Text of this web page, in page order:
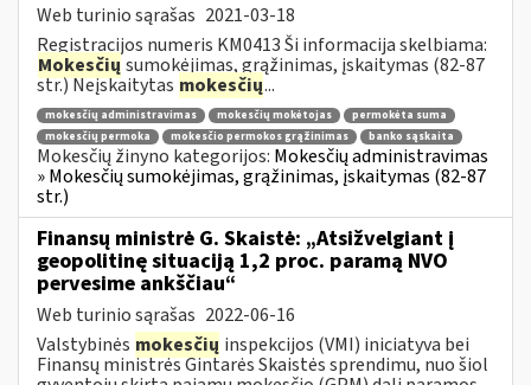
Web turinio sąrašas 2021-03-18
Registracijos numeris KM0413 Ši informacija skelbiama:
Mokesčių sumokėjimas, grąžinimas, įskaitymas (82-87
str.) Neįskaitytas mokesčių...
mokesčių administravimas mokesčių mokėtojas
permokėta suma
mokesčių permoka
mokesčio permokos grąžinimas banko sąskaita
Mokesčių žinyno kategorijos: Mokesčių administravimas
» Mokesčių sumokėjimas, grąžinimas, įskaitymas (82-87
str.)
Finansų ministrė G. Skaistė: „Atsižvelgiant į
geopolitinę situaciją 1,2 proc. paramą NVO
pervesime ankščiau“
Web turinio sąrašas 2022-06-16
Valstybinės mokesčių inspekcijos (VMI) iniciatyva bei
Finansų ministrės Gintarės Skaistės sprendimu, nuo šiol